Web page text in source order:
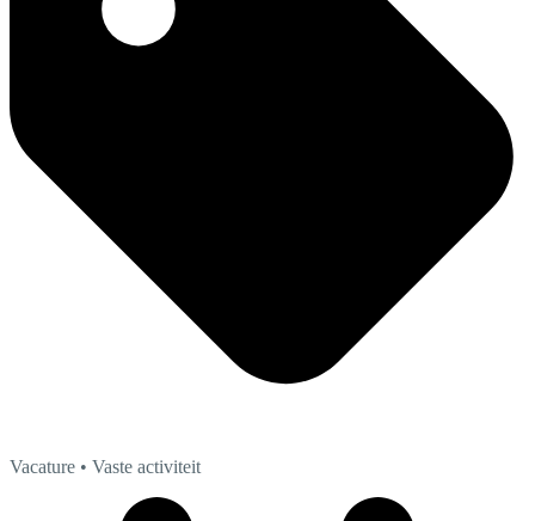
Vacature • Vaste activiteit